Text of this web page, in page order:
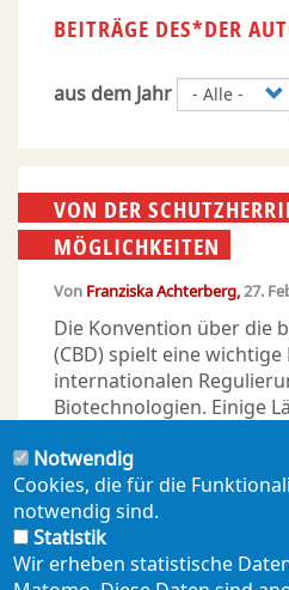
BEITRÄGE DES*DER
aus dem Jahr
VON DER
MÖGLICHKEITEN
Von Franziska Achterberg 27.
Die Konvention über die
(CBD) spielt eine wichtige
internationalen
Biotechnologien. Einige
deutlich, dass sie die
gefördert als reguliert
gefährlicher Vorstoß.
Notwendig
Cookies, die für die
notwendig sind.
Statistik
Wir erheben statistische